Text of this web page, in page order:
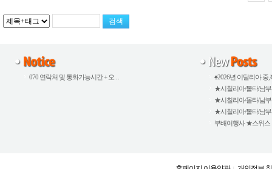
♠2026년 이탈리아 중,
★시칠리아/몰타/남
★시칠리아/몰타/남
★시칠리아/몰타/남
부배여행사 ★스위스
070 연락처 및 통화가능시간 + 오 . .